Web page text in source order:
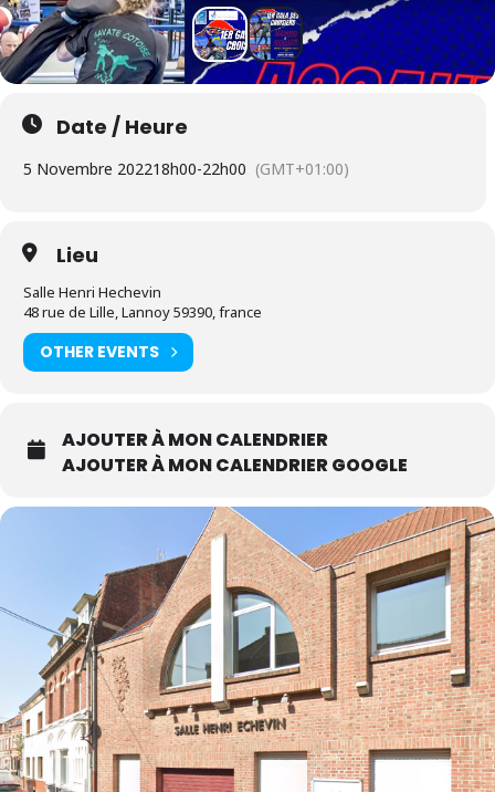
Date / Heure
5 Novembre 202218h00-22h00 (GMT+01:00)
Lieu
Salle Henri Hechevin
48 rue de Lille, Lannoy 59390, france
OTHER EVENTS
AJOUTER À MON CALENDRIER
AJOUTER À MON CALENDRIER GOOGLE